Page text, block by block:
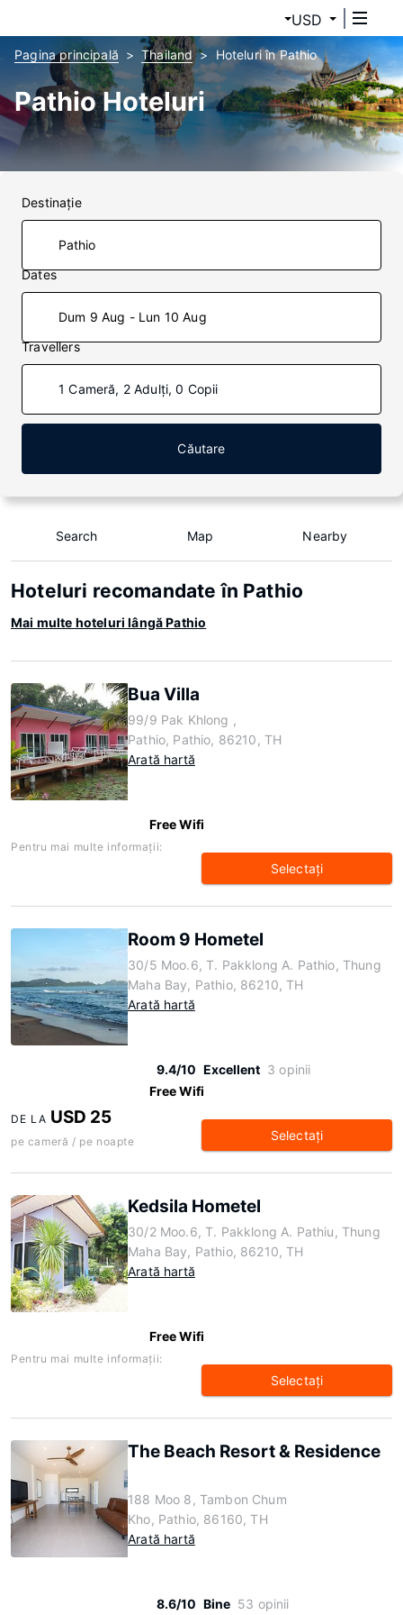
USD
Pagina principală Thailand Hoteluri în Pathio
Pathio Hoteluri
Destinaţie
Dates
Dum 9 Aug - Lun 10 Aug
Travellers
1 Cameră, 2 Adulți, 0 Copii
Căutare
Search Map Nearby
Hoteluri recomandate în Pathio
Mai multe hoteluri lângă Pathio
Bua Villa
99/9 Pak Khlong ,
Pathio, Pathio, 86210, TH
Arată hartă
Free Wifi
Pentru mai multe informaţii:
Selectaţi
Room 9 Hometel
30/5 Moo.6, T. Pakklong A. Pathio, Thung
Maha Bay, Pathio, 86210, TH
Arată hartă
9.4/10 Excellent 3 opinii
Free Wifi
DE LA USD 25
pe cameră / pe noapte Selectaţi
Kedsila Hometel
30/2 Moo.6, T. Pakklong A. Pathiu, Thung
Maha Bay, Pathio, 86210, TH
Arată hartă
Free Wifi
Pentru mai multe informaţii:
Selectaţi
The Beach Resort & Residence
188 Moo 8, Tambon Chum
Kho, Pathio, 86160, TH
Arată hartă
8.6/10 Bine 53 opinii